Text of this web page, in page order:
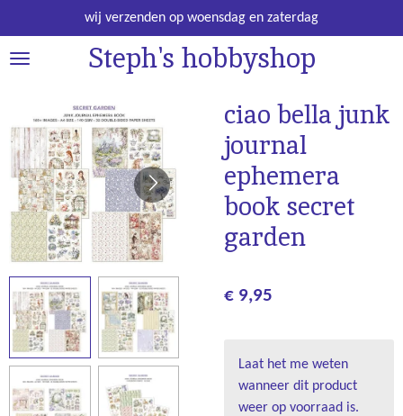
direct
naar
hoofdinhoud
Steph's hobbyshop
wij verzenden op woensdag en zaterdag
ciao bella junk
journal
ephemera
book secret
garden
€ 9,95
Laat het me weten
wanneer dit product
weer op voorraad is.